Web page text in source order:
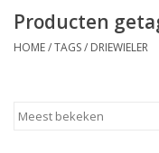
Accessoires
Producten
HOME/TAGS/ DRIEWIELER